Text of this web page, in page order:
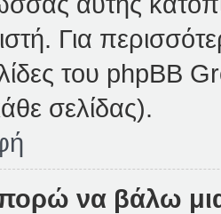
Για
του phpBB
σελίδας).
να βάλω